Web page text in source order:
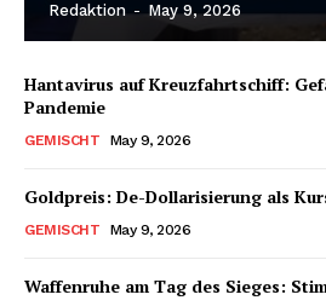
Redaktion - May 9, 2026
Hantavirus auf Kreuzfahrtschiff:
Pandemie
GEMISCHT May 9, 2026
Goldpreis: De-Dollarisierung als
GEMISCHT May 9, 2026
Waffenruhe am Tag des Sieges: